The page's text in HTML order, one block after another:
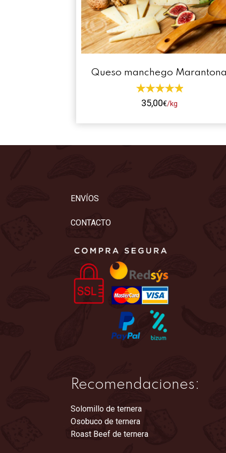
Queso manchego Marantona
35,00€/kg
Este
tiene
de
producto
ENVÍOS
CONTACTO
Recomendaciones:
Solomillo de ternera
Osobuco de ternera
Roast Beef de ternera